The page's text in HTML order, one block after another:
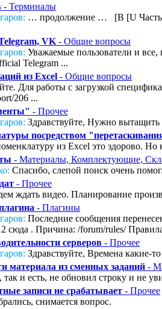
- Терминалы
… продолжение … [B [U Часть
VK - Общие вопросы
Уважаемые пользователи и
Telegram ...
из Excel - Общие вопросы
Для работы с загрузкой
206 ...
- Прочее
Здравствуйте, Нужно
посредством
из Excel это здорово.
- Материалы, Комплектующие,
Спасибо, слепой поиск очень
- Прочее
ждать видео. Планирование
- Плагины
Последние сообщения
сюда . Причина: /forum/rules/
серверов - Прочее
Здравствуйте, Времена какие-
материала из сменных заданий -
так и есть, не обновил строку и не
записи не срабатывает - Прочее
снимается вопрос.